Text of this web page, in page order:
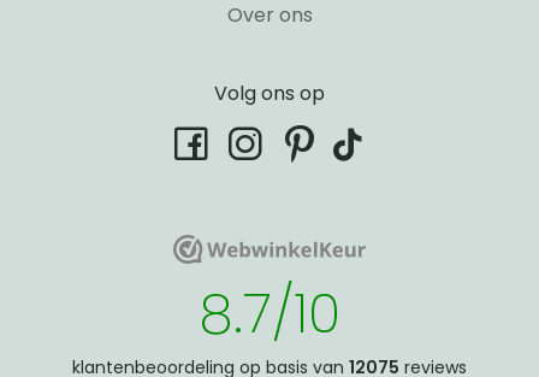
Over ons
Volg ons op
facebookinstagram
pinterest
tiktok
WebwinkelKeurWebwinkelKeur
8.7/10
klantenbeoordeling op basis van 12075 reviews